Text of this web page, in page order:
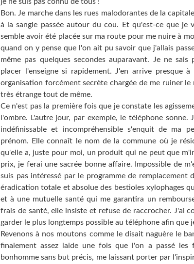
Bon. Je marche dans les rues malodorantes de la
à la sangle passée autour du cou. Et qu'est-ce que je
semble avoir été placée sur ma route pour me nuire à
quand on y pense que l'on ait pu savoir que j'allais
même pas quelques secondes auparavant. Je ne
placer l'enseigne si rapidement. J'en arrive presque
organisation forcément secrète chargée de me ruiner
très étrange tout de même.
Ce n'est pas la première fois que je constate les
l'ombre. L'autre jour, par exemple, le téléphone
indéfinissable et incompréhensible s'enquit de ma
prénom. Elle connaît le nom de la commune où je
qu'elle a, juste pour moi, un produit qui ne peut que
prix, je ferai une sacrée bonne affaire. Impossible de
suis pas intéressé par le programme de remplacement
éradication totale et absolue des bestioles xylophages
et à une mutuelle santé qui me garantira un
frais de santé, elle insiste et refuse de raccrocher. J'ai
garder le plus longtemps possible au téléphone afin que
Revenons à nos moutons comme le disait naguère le
finalement assez laide une fois que l'on a passé les
bonhomme sans but précis, me laissant porter par